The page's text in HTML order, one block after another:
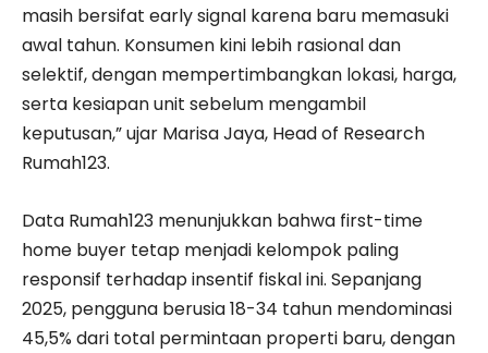
masih bersifat early signal karena baru memasuki
awal tahun. Konsumen kini lebih rasional dan
selektif, dengan mempertimbangkan lokasi, harga,
serta kesiapan unit sebelum mengambil
keputusan,” ujar Marisa Jaya, Head of Research
Rumah123.
Data Rumah123 menunjukkan bahwa first-time
home buyer tetap menjadi kelompok paling
responsif terhadap insentif fiskal ini. Sepanjang
2025, pengguna berusia 18-34 tahun mendominasi
45,5% dari total permintaan properti baru, dengan